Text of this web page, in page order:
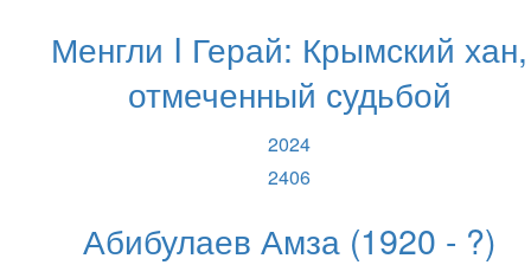
Менгли I Герай: Крымский хан,
отмеченный судьбой
2024
2406
Абибулаев Амза (1920 - ?)